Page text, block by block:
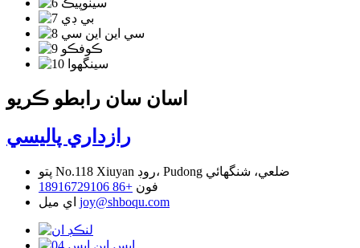
اسان سان رابطو ڪريو
رازداري پاليسي
پتو
No.118 Xiuyan روڊ، Pudong ضلعي، شنگھائي
فون +86 18916729106
اي ميل joy@shboqu.com